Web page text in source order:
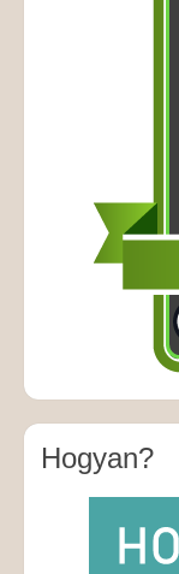
Hogyan?